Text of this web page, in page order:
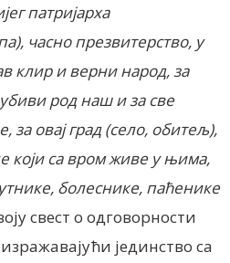
патријарха
часно презвитерство, у
клир и верни народ, за
род наш и за све
овај град (село, обитељ),
који са вром живе у њима,
болеснике, паћенике
свест о одговорности
јединство са